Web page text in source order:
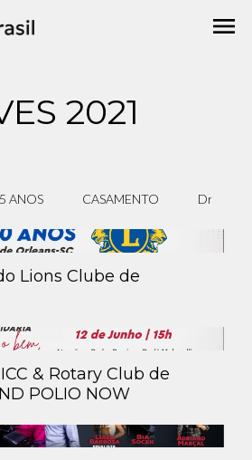
menu
2021
ANOS CASAMENTO Drone
Lions Clube de
& Rotary Club de
POLIO NOW